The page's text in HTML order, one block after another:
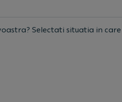
Selectati situatia in